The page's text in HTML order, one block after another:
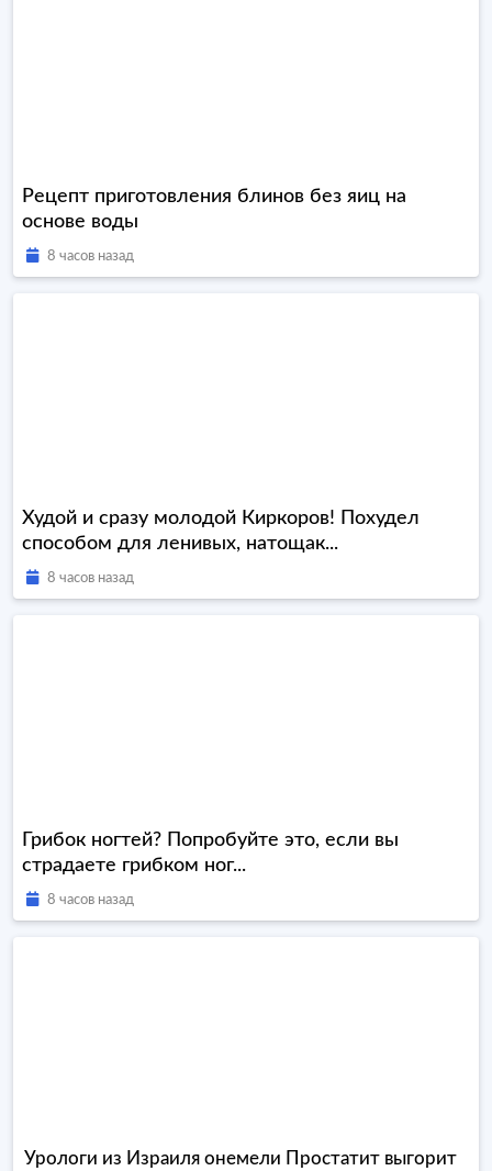
Рецепт приготовления блинов без яиц на
основе воды
8 часов назад
Худой и сразу молодой Киркоров! Похудел
способом для ленивых, натощак...
8 часов назад
Грибок ногтей? Попробуйте это, если вы
страдаете грибком ног...
8 часов назад
Урологи из Израиля онемели Простатит выгорит